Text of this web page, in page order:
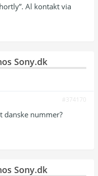
Al kontakt via
Sony.dk
#374170
danske nummer?
Sony.dk